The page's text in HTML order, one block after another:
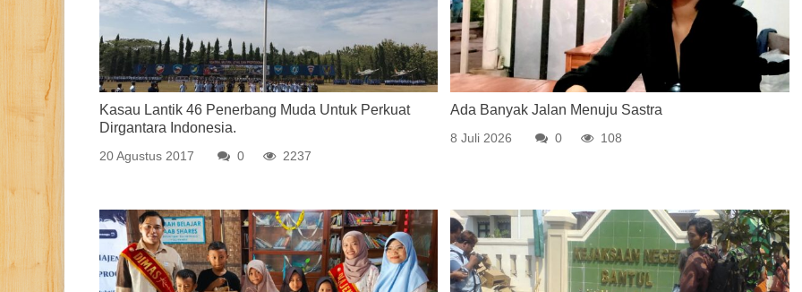
Kasau Lantik 46 Penerbang Muda Untuk Perkuat
Dirgantara Indonesia.
20 Agustus 2017 0 2237
Ada Banyak Jalan Menuju Sastra
8 Juli 2026 0 108